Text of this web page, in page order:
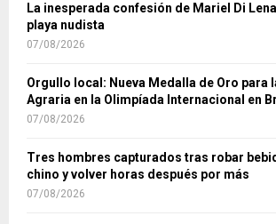
La inesperada confesión de Mariel Di
playa nudista
07/08/2026
Orgullo local: Nueva Medalla de Oro para
Agraria en la Olimpíada Internacional en
07/08/2026
Tres hombres capturados tras robar
chino y volver horas después por más
07/08/2026